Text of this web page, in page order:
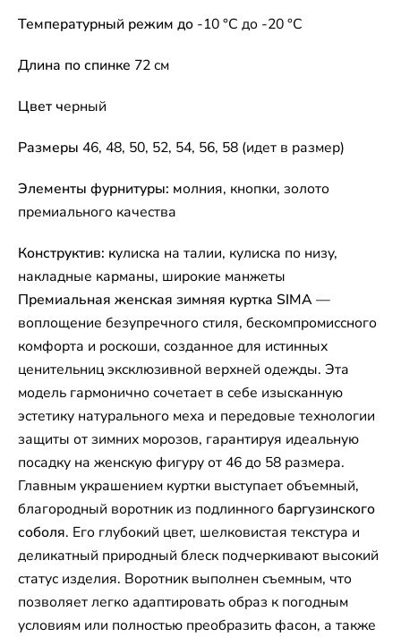
Температурный режим до -10 °C до -20 °C
Длина по спинке 72 см
Цвет черный
Размеры 46, 48, 50, 52, 54, 56, 58 (идет в размер)
Элементы фурнитуры: молния, кнопки, золото
премиального качества
Конструктив: кулиска на талии, кулиска по низу,
накладные карманы, широкие манжеты
Премиальная женская зимняя куртка SIMA—
воплощение безупречного стиля, бескомпромиссного
комфорта и роскоши, созданное для истинных
ценительниц эксклюзивной верхней одежды. Эта
модель гармонично сочетает в себе изысканную
эстетику натурального меха и передовые технологии
защиты от зимних морозов, гарантируя идеальную
посадку на женскую фигуру от 46 до 58 размера.
Главным украшением куртки выступает объемный,
благородный воротник из подлинногобаргузинского
соболя. Его глубокий цвет, шелковистая текстура и
деликатный природный блеск подчеркивают высокий
статус изделия. Воротник выполнен съемным, что
позволяет легко адаптировать образ к погодным
условиям или полностью преобразить фасон, а также